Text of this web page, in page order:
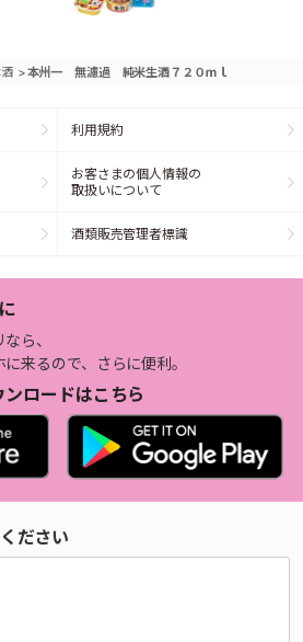
酒 >本州一 無濾過 純米生酒７２０ｍｌ
利用規約
お客さまの個人情報の
取扱いについて
酒類販売管理者標識
ら、
来るので、さらに便利。
ンロードはこちら
ださい